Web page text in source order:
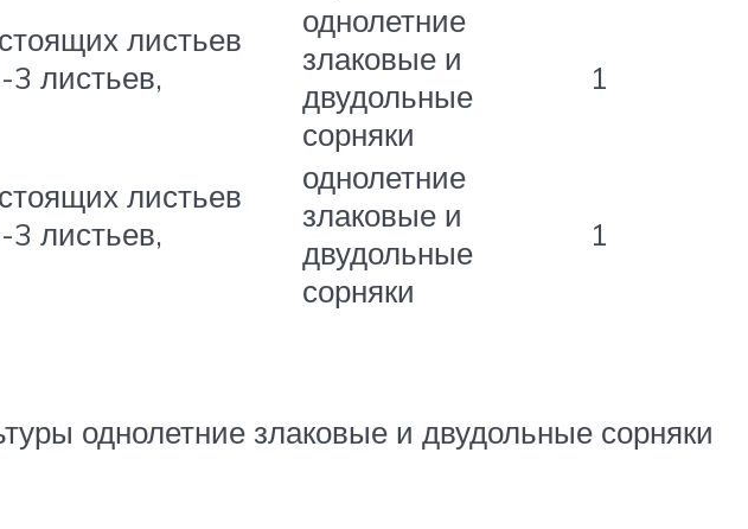
листьев
3 листьев,
однолетние
злаковые и
двудольные
сорняки
1
листьев
3 листьев,
однолетние
злаковые и
двудольные
сорняки
1
однолетние злаковые и двудольные сорняки